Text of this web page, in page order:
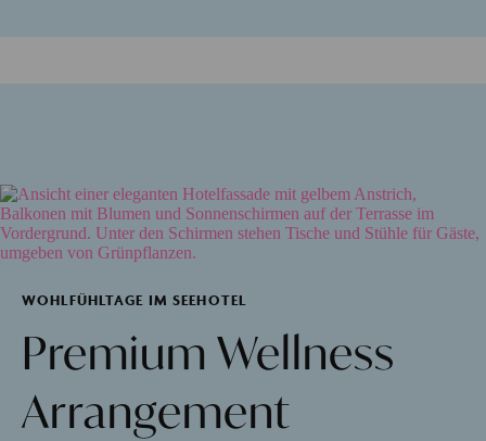
WOHLFÜHLTAGE IM SEEHOTEL
Premium Wellness
Arrangement